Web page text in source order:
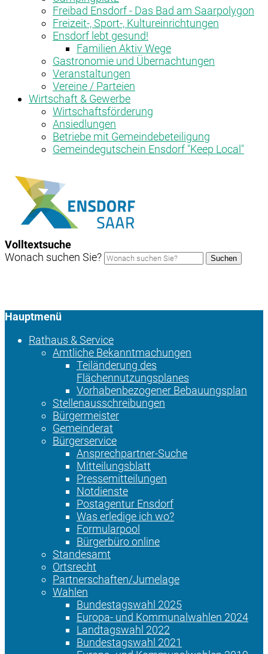
Freibad Ensdorf - Das Bad am Saarpolygon
Freizeit-, Sport-, Kultureinrichtungen
Ensdorf lebt gesund!
Familien Aktiv Wege
Gastronomie und Übernachtungen
Veranstaltungen
Vereine / Parteien
Wirtschaft & Gewerbe
Wirtschaftsförderung
Ansiedlungen
Betriebe mit Gemeindebeteiligung
Gemeindegutschein Ensdorf "Keep Local"
Volltextsuche
Wonach suchen Sie?
Suchen
Hauptmenü
Rathaus & Service
Amtliche Bekanntmachungen
Teiländerung des
Flächennutzungsplanes
Vorhabenbezogener Bebauungsplan
Stellenausschreibungen
Bürgermeister
Gemeinderat
Bürgerservice
Ansprechpartner-Suche
Mitteilungsblatt
Pressemitteilungen
Notdienste
Postagentur Ensdorf
Was erledige ich wo?
Formularpool
Bürgerbüro online
Standesamt
Ortsrecht
Partnerschaften/Jumelage
Wahlen
Bundestagswahl 2025
Europa- und Kommunalwahlen 2024
Landtagswahl 2022
Bundestagswahl 2021